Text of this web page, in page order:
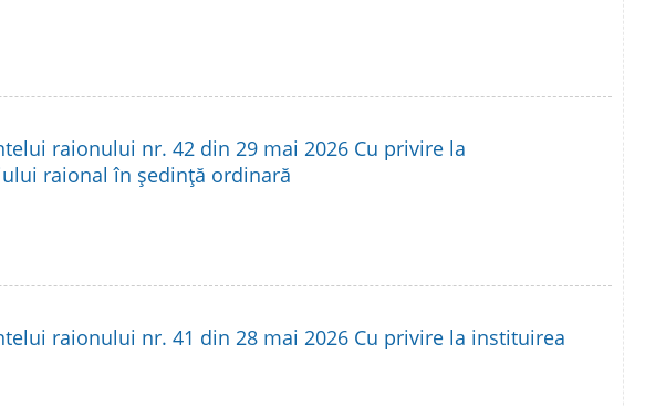
raionului nr. 42 din 29 mai 2026 Cu privire la
raional în şedinţă ordinară
raionului nr. 41 din 28 mai 2026 Cu privire la instituirea